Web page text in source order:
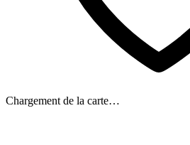
Chargement de la carte…